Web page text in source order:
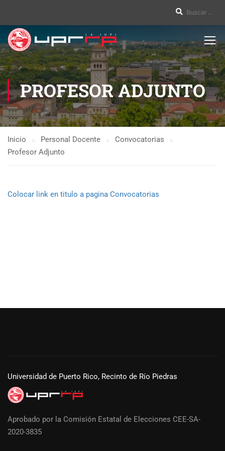
PROFESOR ADJUNTO
Inicio Personal Docente
Convocatorias
Profesor Adjunto
Colocar link en titulo a pagina Convocatorias
Universidad de Puerto Rico, Recinto de Río Piedras
Aprobado por la Comisión Estatal de Elecciones CEE-SA-
2020-3835